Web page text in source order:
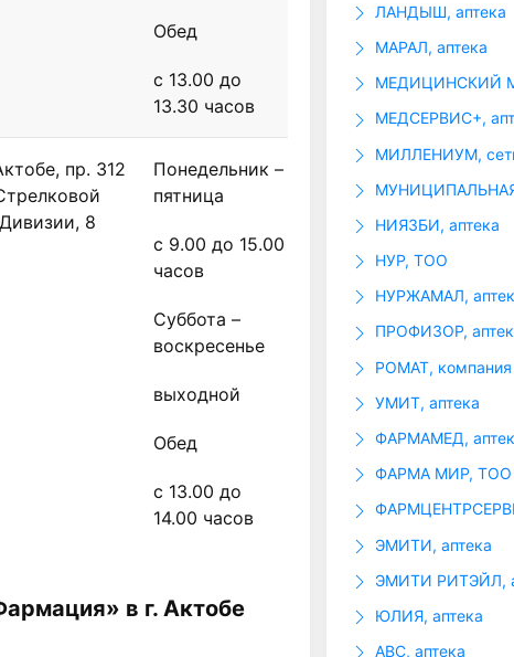
Обед
с 13.00 до
13.30 часов
пр. 312
Дивизии, 8
Понедельник –
пятница
с 9.00 до 15.00
часов
Суббота –
воскресенье
выходной
Обед
с 13.00 до
14.00 часов
в г. Актобе
ЛАНДЫШ, аптека
МАРАЛ, аптека
МЕДИЦИНСКИЙ
МЕДСЕРВИС+,
МИЛЛЕНИУМ,
НИЯЗБИ, аптека
НУР, ТОО
НУРЖАМАЛ,
ПРОФИЗОР,
РОМАТ, компания
УМИТ, аптека
ФАРМАМЕД,
ФАРМА МИР, ТОО
ЭМИТИ, аптека
ЭМИТИ РИТЭЙЛ,
ЮЛИЯ, аптека
ABC, аптека